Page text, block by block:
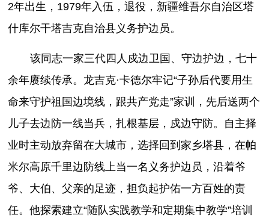
2年出生，1979年入伍，退役，新疆维吾尔自治区塔
什库尔干塔吉克自治县义务护边员。
该同志一家三代四人戍边卫国、守边护边，七十
余年赓续传承。龙吉克·卡德尔牢记“子孙后代要用生
命来守护祖国边境线，跟共产党走”家训，先后送两个
儿子去边防一线当兵，扎根基层，戍边守防。自主择
业时主动放弃留在大城市，选择回到家乡塔县，在帕
米尔高原千里边防线上当一名义务护边员，沿着爷
爷、大伯、父亲的足迹，担负起护佑一方百姓的责
任。他探索建立“随队实践教学和定期集中教学”培训